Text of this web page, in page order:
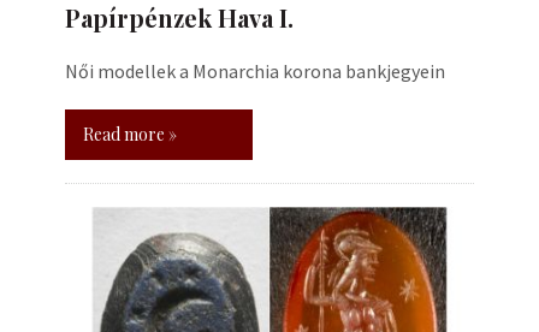
Papírpénzek Hava I.
Női modellek a Monarchia korona bankjegyein
Read more »